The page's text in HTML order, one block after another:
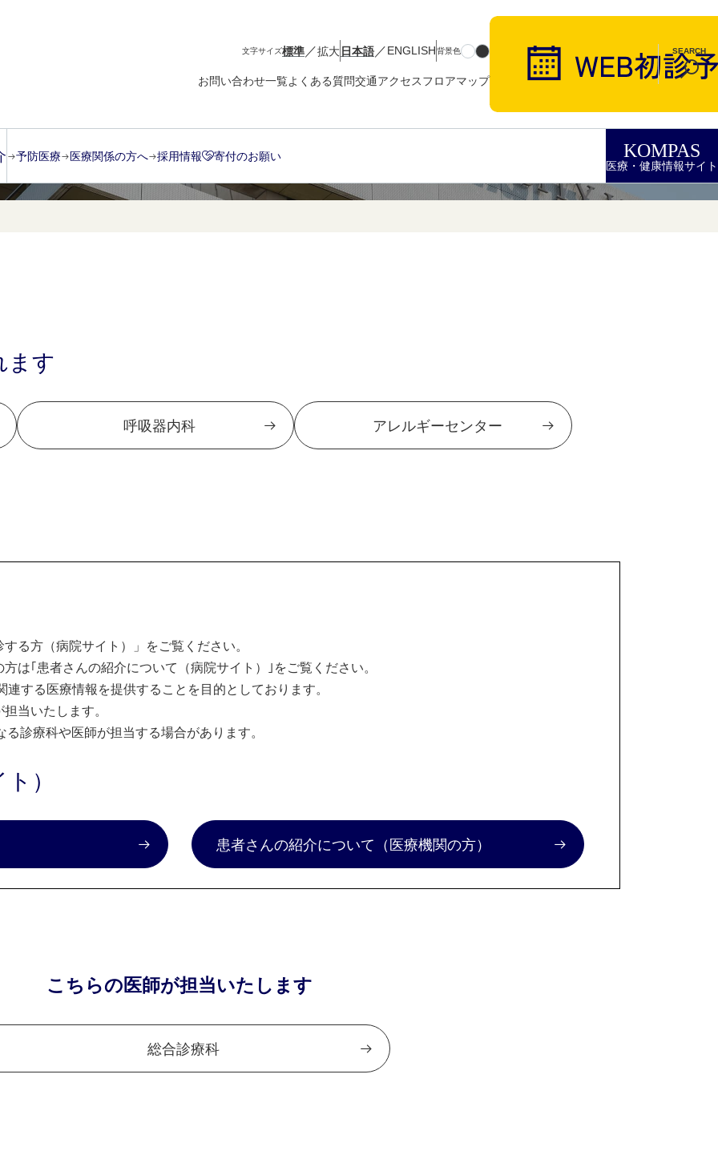
文字サイズ標準／拡大日本語／ENGLISH背景色
お問い合わせ一覧よくある質問交通アクセスフロアマップ
SEARCH
予防医療 医療関係の方へ 採用情報 寄付のお願い KOMPAS
医療・健康情報サイト
ます
呼吸器内科 アレルギーセンター
る方（病院サイト）」をご覧ください。
は｢患者さんの紹介について（病院サイト）｣をご覧ください。
する医療情報を提供することを目的としております。
当いたします。
診療科や医師が担当する場合があります。
）
患者さんの紹介について （医療機関の方）
こちらの医師が担当いたします
総合診療科